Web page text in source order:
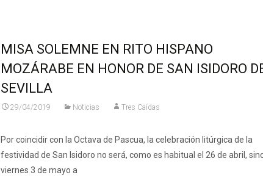
MISA SOLEMNE EN RITO HISPANO
MOZÁRABE EN HONOR DE SAN ISIDORO
SEVILLA
29/04/2019 Noticias Tres Caídas
Por coincidir con la Octava de Pascua, la celebración litúrgica de la
festividad de San Isidoro no será, como es habitual el 26 de abril,
viernes 3 de mayo a